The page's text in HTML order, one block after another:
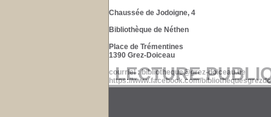
LECTURE
Chaussée de Jodoigne, 4
Bibliothèque de Néthen
Place de Trémentines
1390 Grez-Doiceau
courriel : bibliotheque@grez-doiceau.be
https://www.facebook.com/